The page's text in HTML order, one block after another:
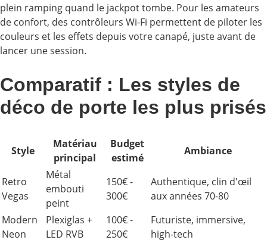
plein ramping quand le jackpot tombe. Pour les amateurs
de confort, des contrôleurs Wi-Fi permettent de piloter les
couleurs et les effets depuis votre canapé, juste avant de
lancer une session.
Comparatif : Les styles de
déco de porte les plus prisés
Style
Matériau
principal
Budget
estimé
Ambiance
Retro
Vegas
Métal
embouti
peint
150€ -
300€
Authentique, clin d'œil
aux années 70-80
Modern
Neon
Plexiglas +
LED RVB
100€ -
250€
Futuriste, immersive,
high-tech